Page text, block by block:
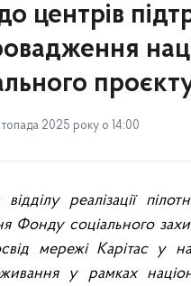
центрів
2025 року о 14:00
відділу реалізації
соціального
мережі Карітас у
у рамках